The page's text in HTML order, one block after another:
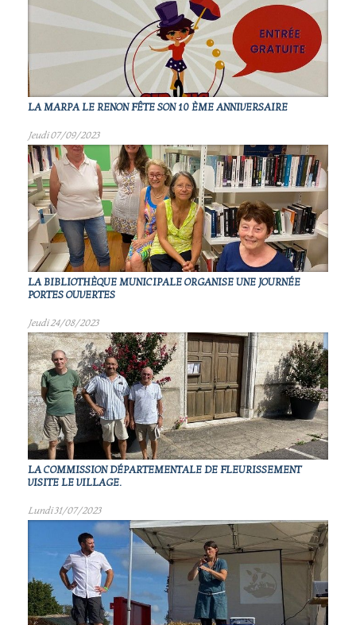
LA MARPA LE RENON FÊTE SON 10 ÈME ANNIVERSAIRE
Jeudi 07/09/2023
LA BIBLIOTHÈQUE MUNICIPALE ORGANISE UNE JOURNÉE
PORTES OUVERTES
Jeudi 24/08/2023
LA COMMISSION DÉPARTEMENTALE DE FLEURISSEMENT
VISITE LE VILLAGE.
Lundi 31/07/2023